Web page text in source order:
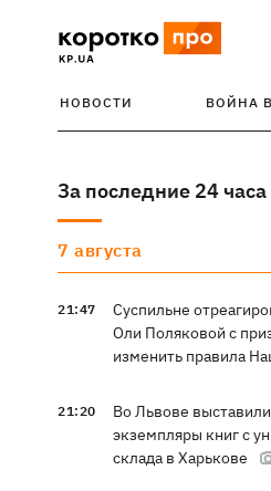
НОВОСТИ ВОЙНА
За последние 24 часа
7 августа
21:47
Суспильне
Оли Поляковой с
изменить правила
21:20
Во Львове
экземпляры книг с
склада в Харькове